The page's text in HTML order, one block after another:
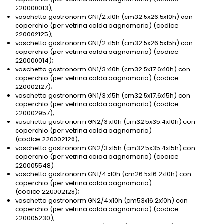
220000013);
vaschetta gastronorm GN1/2 x10h (cm32.5x26.5x10h) con
coperchio (per vetrina calda bagnomaria) (codice
220002125);
vaschetta gastronorm GN1/2 x15h (cm32.5x26.5x15h) con
coperchio (per vetrina calda bagnomaria) (codice
220000014);
vaschetta gastronorm GN1/3 x10h (cm32.5x17.6x10h) con
coperchio (per vetrina calda bagnomaria) (codice
220002127);
vaschetta gastronorm GN1/3 x15h (cm32.5x17.6x15h) con
coperchio (per vetrina calda bagnomaria) (codice
220002957);
vaschetta gastronorm GN2/3 x10h (cm32.5x35.4x10h) con
coperchio (per vetrina calda bagnomaria)
(codice 220002126);
vaschetta gastronorm GN2/3 x15h (cm32.5x35.4x15h) con
coperchio (per vetrina calda bagnomaria) (codice
220005548);
vaschetta gastronorm GN1/4 x10h (cm26.5x16.2x10h) con
coperchio (per vetrina calda bagnomaria)
(codice 220002128);
vaschetta gastronorm GN2/4 x10h (cm53x16.2x10h) con
coperchio (per vetrina calda bagnomaria) (codice
220005230);